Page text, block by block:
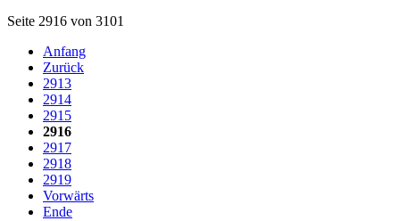
Seite 2916 von 3101
Anfang
Zurück
2913
2914
2915
2916
2917
2918
2919
Vorwärts
Ende